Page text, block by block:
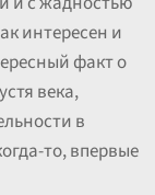
интересен и
факт о
века,
в
то, впервые